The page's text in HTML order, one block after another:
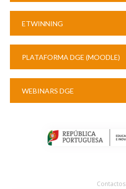
ETWINNING
PLATAFORMA DGE (MOODLE)
WEBINARS DGE
Contactos